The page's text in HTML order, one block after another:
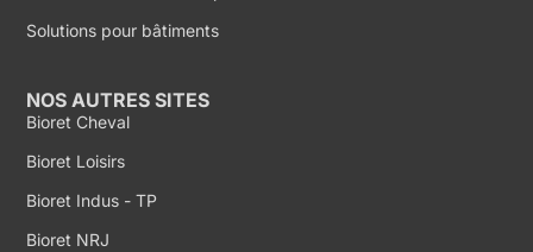
Solutions pour bâtiments
NOS AUTRES SITES
Bioret Cheval
Bioret Loisirs
Bioret Indus - TP
Bioret NRJ